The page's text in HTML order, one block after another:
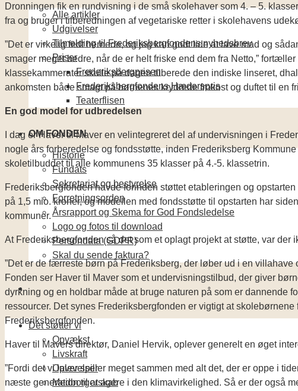
Alle artikler
Udgivelser
Tilmelding til Frederiksbergfondens nyhedsbrev
Priser
Frederiksbergprisen
Frederiksbergfondens Hæderspris
Teaterflisen
OM FONDEN
Historie
Fundats
Sekretariat og bestyrelse
Forretningsorden
Årsrapport og Skema for God Fondsledelse
Logo og fotos til download
Persondata (GDPR)
Skal du sende faktura?
Det støtter vi
Opvækst
Livskraft
Oplevelser
Medborgerskab
Dronningen fik en rundvisning i de små skolehaver som 4. – 5.
fra og bruger i tilberedningen af vegetariske retter i skolehavens
”Det er virkelig fedt hernede, og jeg kan godt lide at lave mad og
smager meget bedre, når de er helt friske end dem fra Netto,”
klassekammerater skulle på dagen tilberede den indiske linseret,
ankomsten både smagt på børnenes krydrede frokost og duftet til en
En god model for udbredelsen
I dag er Haver til Maver en velintegreret del af undervisningen i
nogle års forberedelse og fondsstøtte, inden Frederiksberg
skoletilbuddet til alle kommunens 35 klasser på 4.-5. klassetrin.
Frederiksbergfonden havde forinden støttet etableringen og
på 1,5 mio. kroner, og modellen med fondsstøtte til opstarten har
kommuner.
At Frederiksbergfonden så det som et oplagt projekt at støtte, var der
”Det er de færreste børn på Frederiksberg, der løber ud i en
Fonden ser Haver til Maver som et undervisningstilbud, der giver
dyrkning og en holdbar måde at bruge naturen på som er dannende
ressourcer. Det synes Frederiksbergfonden er vigtigt at
Frederiksbergfonden.
Haver til Mavers direktør, Daniel Hervik, oplever generelt en øget
”Fordi det vi laver spiller meget sammen med alt det, der er oppe i
næste generation til at agere i den klimavirkelighed. Så er der også